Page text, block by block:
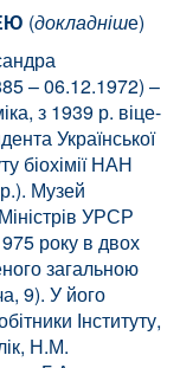
(докладніше)
– 06.12.1972) –
з 1939 р. віце-
Української
біохімії НАН
Музей
УРСР
року в двох
загальною
9). У його
Інституту,
Н.М.